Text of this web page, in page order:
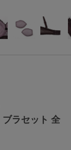
ラセット 全